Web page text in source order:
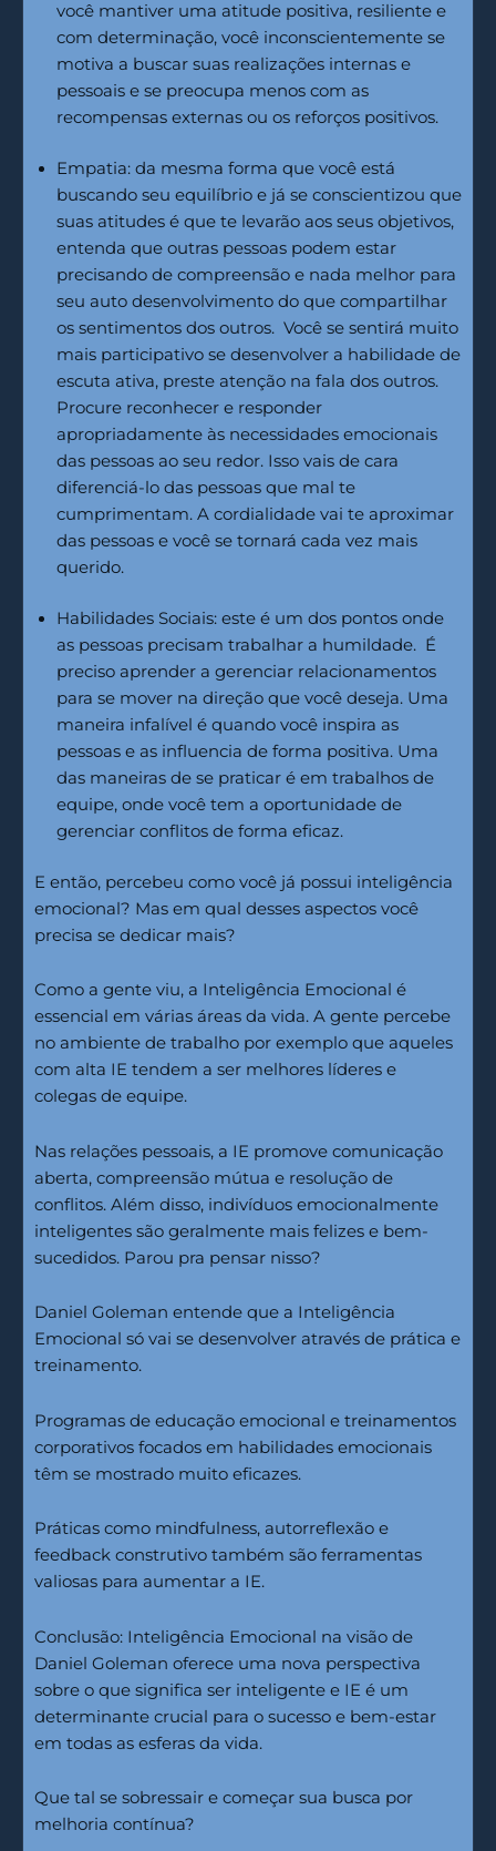
você mantiver uma atitude positiva, resiliente e
com determinação, você inconscientemente se
motiva a buscar suas realizações internas e
pessoais e se preocupa menos com as
recompensas externas ou os reforços positivos.
Empatia: da mesma forma que você está
buscando seu equilíbrio e já se conscientizou que
suas atitudes é que te levarão aos seus objetivos,
entenda que outras pessoas podem estar
precisando de compreensão e nada melhor para
seu auto desenvolvimento do que compartilhar
os sentimentos dos outros. Você se sentirá muito
mais participativo se desenvolver a habilidade de
escuta ativa, preste atenção na fala dos outros.
Procure reconhecer e responder
apropriadamente às necessidades emocionais
das pessoas ao seu redor. Isso vais de cara
diferenciá-lo das pessoas que mal te
cumprimentam. A cordialidade vai te aproximar
das pessoas e você se tornará cada vez mais
querido.
Habilidades Sociais: este é um dos pontos onde
as pessoas precisam trabalhar a humildade. É
preciso aprender a gerenciar relacionamentos
para se mover na direção que você deseja. Uma
maneira infalível é quando você inspira as
pessoas e as influencia de forma positiva. Uma
das maneiras de se praticar é em trabalhos de
equipe, onde você tem a oportunidade de
gerenciar conflitos de forma eficaz.
E então, percebeu como você já possui inteligência
emocional? Mas em qual desses aspectos você
precisa se dedicar mais?
Como a gente viu, a Inteligência Emocional é
essencial em várias áreas da vida. A gente percebe
no ambiente de trabalho por exemplo que aqueles
com alta IE tendem a ser melhores líderes e
colegas de equipe.
Nas relações pessoais, a IE promove comunicação
aberta, compreensão mútua e resolução de
conflitos. Além disso, indivíduos emocionalmente
inteligentes são geralmente mais felizes e bem-
sucedidos. Parou pra pensar nisso?
Daniel Goleman entende que a Inteligência
Emocional só vai se desenvolver através de prática e
treinamento.
Programas de educação emocional e treinamentos
corporativos focados em habilidades emocionais
têm se mostrado muito eficazes.
Práticas como mindfulness, autorreflexão e
feedback construtivo também são ferramentas
valiosas para aumentar a IE.
Conclusão: Inteligência Emocional na visão de
Daniel Goleman oferece uma nova perspectiva
sobre o que significa ser inteligente e IE é um
determinante crucial para o sucesso e bem-estar
em todas as esferas da vida.
Que tal se sobressair e começar sua busca por
melhoria contínua?